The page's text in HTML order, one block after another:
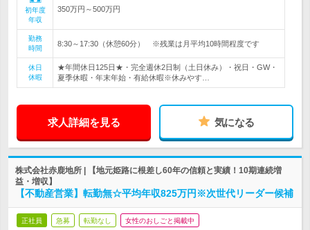
初年度
年収
350万円～500万円
勤務
時間
8:30～17:30（休憩60分） ※残業は月平均10時間程度です
休日
休暇
★年間休日125日★・完全週休2日制（土日休み）・祝日・GW・
夏季休暇・年末年始・有給休暇※休みやす…
求人詳細を見る 気になる
株式会社赤鹿地所 | 【地元姫路に根差し60年の信頼と実績！10期連続増
益・増収】
【不動産営業】転勤無☆平均年収825万円※次世代リーダー候補
正社員 急募 転勤なし 女性のおしごと掲載中